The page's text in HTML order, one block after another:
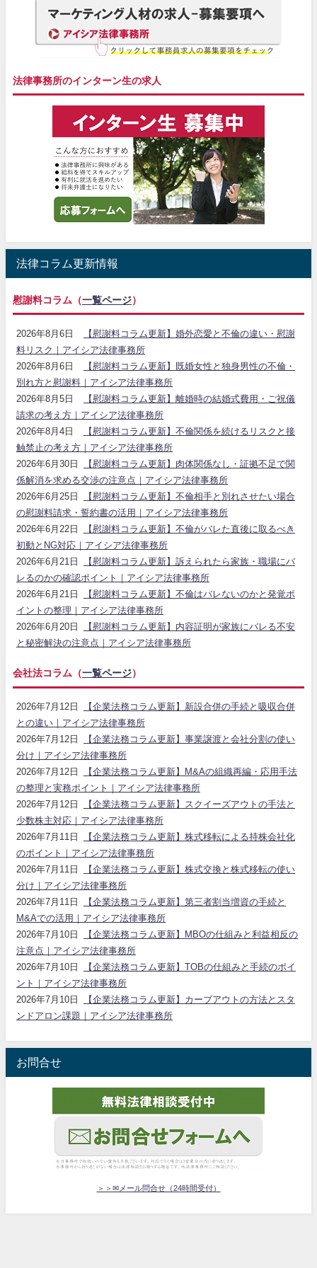
法律事務所のインターン生の求人
法律コラム更新情報
慰謝料コラム（一覧ページ）
2026年8月6日
【慰謝料コラム更新】婚外恋愛と不倫の違い・慰謝
料リスク｜アイシア法律事務所
2026年8月6日
【慰謝料コラム更新】既婚女性と独身男性の不倫・
別れ方と慰謝料｜アイシア法律事務所
2026年8月5日
【慰謝料コラム更新】離婚時の結婚式費用・ご祝儀
請求の考え方｜アイシア法律事務所
2026年8月4日
【慰謝料コラム更新】不倫関係を続けるリスクと接
触禁止の考え方｜アイシア法律事務所
2026年6月30日
【慰謝料コラム更新】肉体関係なし・証拠不足で関
係解消を求める交渉の注意点｜アイシア法律事務所
2026年6月25日
【慰謝料コラム更新】不倫相手と別れさせたい場合
の慰謝料請求・誓約書の活用｜アイシア法律事務所
2026年6月22日
【慰謝料コラム更新】不倫がバレた直後に取るべき
初動とNG対応｜アイシア法律事務所
2026年6月21日
【慰謝料コラム更新】訴えられたら家族・職場にバ
レるのかの確認ポイント｜アイシア法律事務所
2026年6月21日
【慰謝料コラム更新】不倫はバレないのかと発覚ポ
イントの整理｜アイシア法律事務所
2026年6月20日
【慰謝料コラム更新】内容証明が家族にバレる不安
と秘密解決の注意点｜アイシア法律事務所
会社法コラム（一覧ページ）
2026年7月12日
【企業法務コラム更新】新設合併の手続と吸収合併
との違い｜アイシア法律事務所
2026年7月12日
【企業法務コラム更新】事業譲渡と会社分割の使い
分け｜アイシア法律事務所
2026年7月12日
【企業法務コラム更新】M&Aの組織再編・応用手法
の整理と実務ポイント｜アイシア法律事務所
2026年7月12日
【企業法務コラム更新】スクイーズアウトの手法と
少数株主対応｜アイシア法律事務所
2026年7月11日
【企業法務コラム更新】株式移転による持株会社化
のポイント｜アイシア法律事務所
2026年7月11日
【企業法務コラム更新】株式交換と株式移転の使い
分け｜アイシア法律事務所
2026年7月11日
【企業法務コラム更新】第三者割当増資の手続と
M&Aでの活用｜アイシア法律事務所
2026年7月10日
【企業法務コラム更新】MBOの仕組みと利益相反の
注意点｜アイシア法律事務所
2026年7月10日
【企業法務コラム更新】TOBの仕組みと手続のポイ
ント｜アイシア法律事務所
2026年7月10日
【企業法務コラム更新】カーブアウトの方法とスタ
ンドアロン課題｜アイシア法律事務所
お問合せ
＞＞✉メール問合せ（24時間受付）